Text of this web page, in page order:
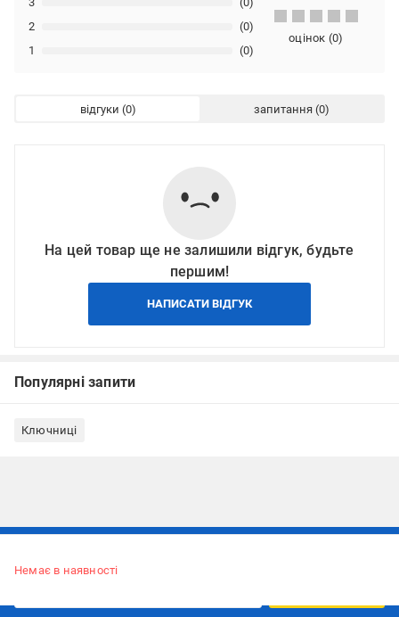
1 (0)
2 (0)
оцінок (0)
відгуки запитання
На цей товар ще не залишили відгук, будьте
першим!
НАПИСАТИ ВІДГУК
Популярні запити
Ключниці
Немає в наявності